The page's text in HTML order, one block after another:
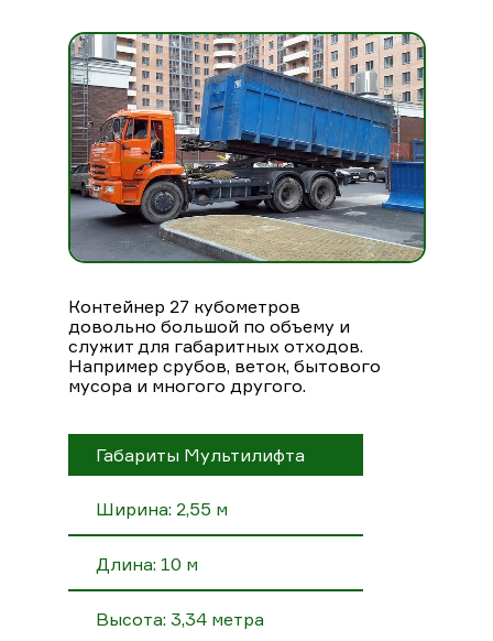
Контейнер 27 кубометров
довольно большой по объему и
служит для габаритных отходов.
Например срубов, веток, бытового
мусора и многого другого.
Габариты Мультилифта
Ширина: 2,55 м
Длина: 10 м
Высота: 3,34 метра